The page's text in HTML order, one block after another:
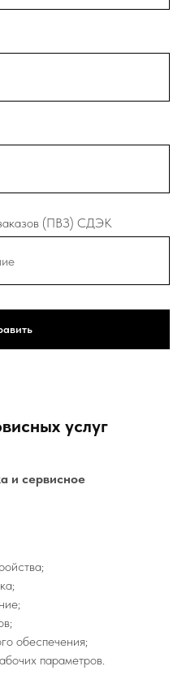
(ПВЗ) СДЭК
услуг
и сервисное
обеспечения;
параметров.